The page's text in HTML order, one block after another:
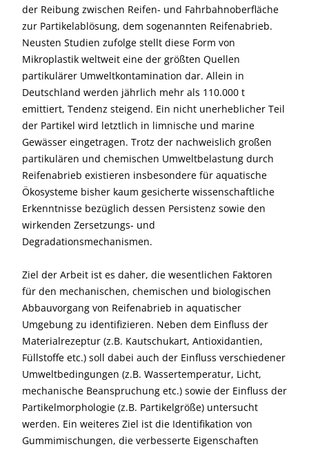
der Reibung zwischen Reifen- und Fahrbahnoberfläche
zur Partikelablösung, dem sogenannten Reifenabrieb.
Neusten Studien zufolge stellt diese Form von
Mikroplastik weltweit eine der größten Quellen
partikulärer Umweltkontamination dar. Allein in
Deutschland werden jährlich mehr als 110.000 t
emittiert, Tendenz steigend. Ein nicht unerheblicher Teil
der Partikel wird letztlich in limnische und marine
Gewässer eingetragen. Trotz der nachweislich großen
partikulären und chemischen Umweltbelastung durch
Reifenabrieb existieren insbesondere für aquatische
Ökosysteme bisher kaum gesicherte wissenschaftliche
Erkenntnisse bezüglich dessen Persistenz sowie den
wirkenden Zersetzungs- und
Degradationsmechanismen.
Ziel der Arbeit ist es daher, die wesentlichen Faktoren
für den mechanischen, chemischen und biologischen
Abbauvorgang von Reifenabrieb in aquatischer
Umgebung zu identifizieren. Neben dem Einfluss der
Materialrezeptur (z.B. Kautschukart, Antioxidantien,
Füllstoffe etc.) soll dabei auch der Einfluss verschiedener
Umweltbedingungen (z.B. Wassertemperatur, Licht,
mechanische Beanspruchung etc.) sowie der Einfluss der
Partikelmorphologie (z.B. Partikelgröße) untersucht
werden. Ein weiteres Ziel ist die Identifikation von
Gummimischungen, die verbesserte Eigenschaften